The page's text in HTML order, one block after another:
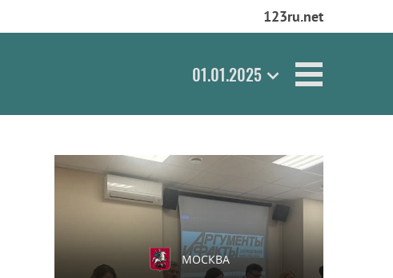
123ru.net
01.01.2025
МОСКВА